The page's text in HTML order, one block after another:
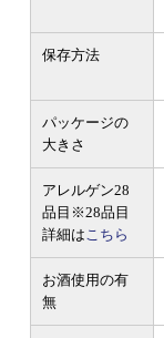
保存方法
パッケージの
大きさ
アレルゲン28
品目 ※28品目
詳細はこちら
お酒使用の有
無